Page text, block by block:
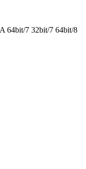
64bit/7 32bit/7 64bit/8